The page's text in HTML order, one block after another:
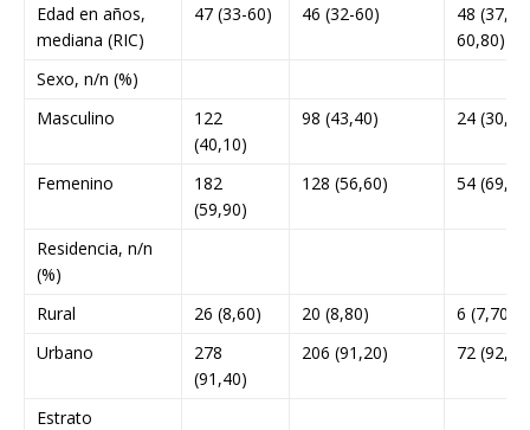
Edad en años,
mediana (RIC)
47 (33-60) 46 (32-60)
48
60,80)
Sexo, n/n (%)
Masculino
122
(40,10)
98 (43,40) 24
Femenino
182
(59,90)
128 (56,60) 54
Residencia, n/n
(%)
Rural
26 (8,60) 20 (8,80)
6 (7,70)
Urbano
278
(91,40)
206 (91,20) 72
Estrato